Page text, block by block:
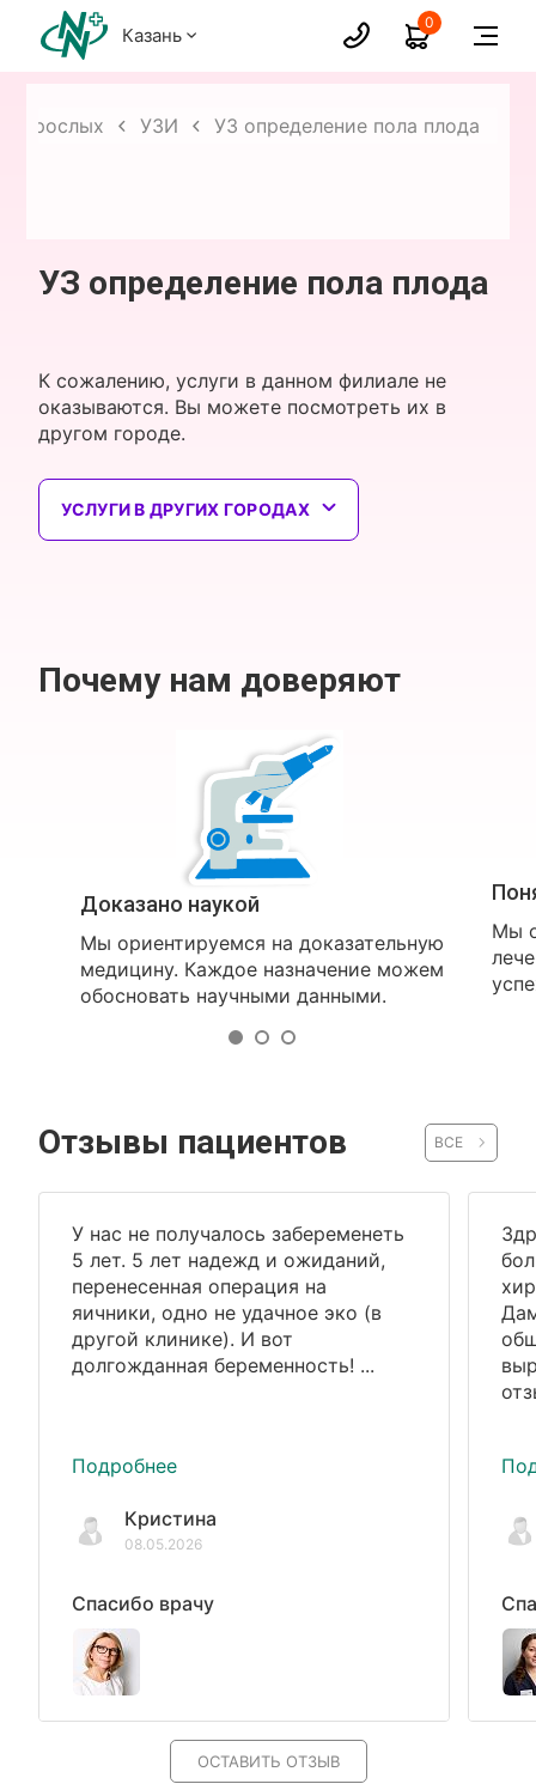
Казань
0
взрослых УЗИ УЗ определение пола плода
УЗ определение пола плода
К сожалению, услуги в данном филиале не
оказываются. Вы можете посмотреть их в
другом городе.
УСЛУГИ В ДРУГИХ ГОРОДАХ
Почему нам доверяют
Доказано наукой
Мы ориентируемся на доказательную
медицину. Каждое назначение можем
обосновать научными данными.
Мы
Отзывы пациентов ВСЕ
У нас не получалось забеременеть
5 лет. 5 лет надежд и ожиданий,
перенесенная операция на
яичники, одно не удачное эко (в
другой клинике). И вот
долгожданная беременность! ...
Подробнее
Кристина
08.05.2026
Спасибо врачу
ОСТАВИТЬ ОТЗЫВ